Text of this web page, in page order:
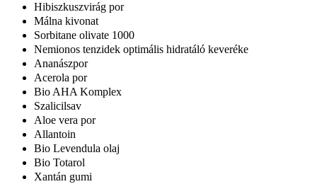
Hibiszkuszvirág por
Málna kivonat
Sorbitane olivate 1000
Nemionos tenzidek optimális hidratáló keveréke
Ananászpor
Acerola por
Bio AHA Komplex
Szalicilsav
Aloe vera por
Allantoin
Bio Levendula olaj
Bio Totarol
Xantán gumi